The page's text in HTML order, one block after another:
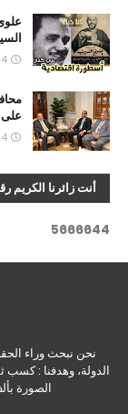
7/
على
7/
أنت زائرنا الكريم
5666644
نحن نبحث وراء
الدولة، وهدفنا : كسب
الصورة